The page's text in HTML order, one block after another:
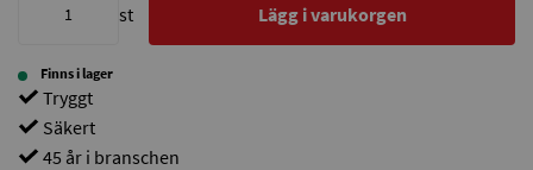
st Lägg i varukorgen
Finns i lager
Tryggt
Säkert
45 år i branschen